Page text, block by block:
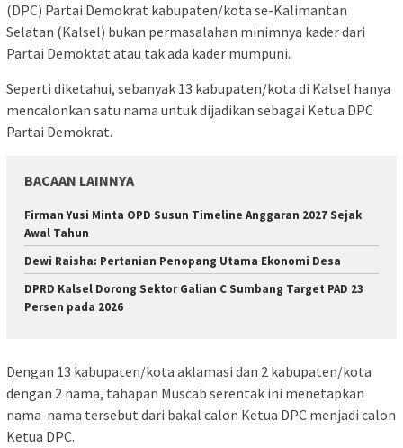
(DPC) Partai Demokrat kabupaten/kota se-Kalimantan
Selatan (Kalsel) bukan permasalahan minimnya kader dari
Partai Demoktat atau tak ada kader mumpuni.
Seperti diketahui, sebanyak 13 kabupaten/kota di Kalsel hanya
mencalonkan satu nama untuk dijadikan sebagai Ketua DPC
Partai Demokrat.
BACAAN LAINNYA
Firman Yusi Minta OPD Susun Timeline Anggaran 2027 Sejak
Awal Tahun
Dewi Raisha: Pertanian Penopang Utama Ekonomi Desa
DPRD Kalsel Dorong Sektor Galian C Sumbang Target PAD 23
Persen pada 2026
Dengan 13 kabupaten/kota aklamasi dan 2 kabupaten/kota
dengan 2 nama, tahapan Muscab serentak ini menetapkan
nama-nama tersebut dari bakal calon Ketua DPC menjadi calon
Ketua DPC.